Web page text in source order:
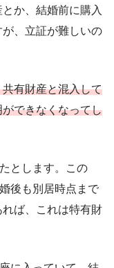
か、結婚前に購入
、立証が難しいの
有財産と混入して
できなくなってし
とします。この
後も別居時点まで
ば、これは特有財